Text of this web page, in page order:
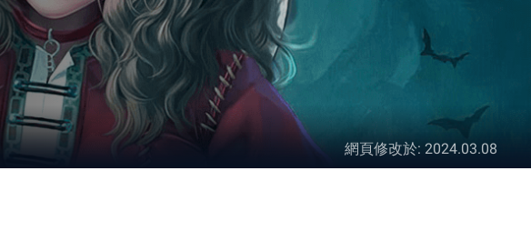
網頁修改於: 2024.03.08